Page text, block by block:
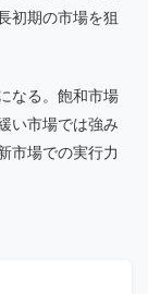
初期の市場を狙
なる。飽和市場
い市場では強み
市場での実行力